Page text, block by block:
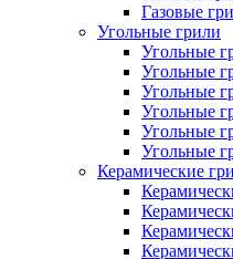
Газовые
Угольные грили
Угольные
Угольные
Угольные
Угольные
Угольные
Угольные
Керамические